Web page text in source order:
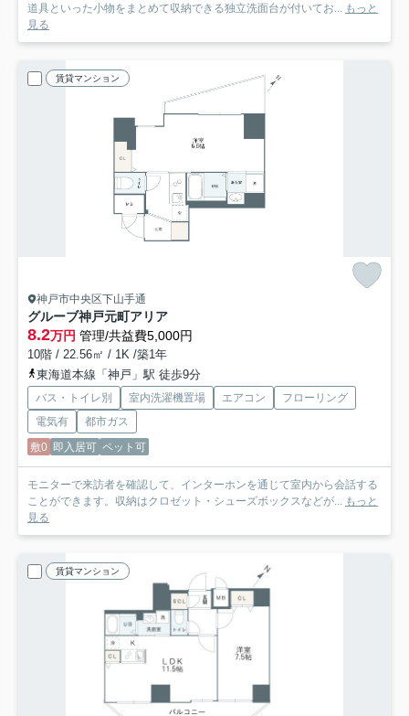
道具といった小物をまとめて収納できる独立洗面台が付いてお... もっと
見る
賃貸マンション
神戸市中央区下山手通
グルーブ神戸元町アリア
8.2万円 管理/共益費5,000円
10階 / 22.56㎡ / 1K /築1年
東海道本線「神戸」駅 徒歩9分
バス・トイレ別 室内洗濯機置場 エアコン
フローリング
電気有
都市ガス
敷0 即入居可 ペット可
モニターで来訪者を確認して、インターホンを通じて室内から会話する
ことができます。収納はクロゼット・シューズボックスなどが... もっと
見る
賃貸マンション